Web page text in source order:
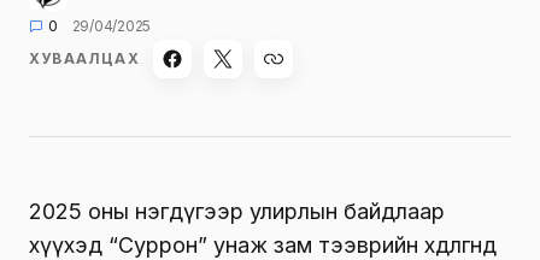
0
29/04/2025
ХУВААЛЦАХ
2025 оны нэгдүгээр улирлын байдлаар
хүүхэд “Суррон” унаж зам тээврийн хөдөлгөөнд